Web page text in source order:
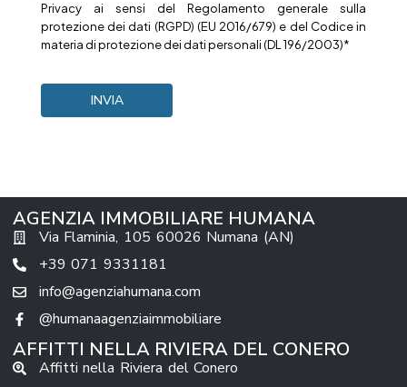
Privacy ai sensi del Regolamento generale sulla
protezione dei dati (RGPD) (EU 2016/679) e del Codice in
materia di protezione dei dati personali (DL 196/2003)*
AGENZIA IMMOBILIARE HUMANA
Via Flaminia, 105 60026 Numana (AN)
+39 071 9331181
info@agenziahumana.com
@humanaagenziaimmobiliare
AFFITTI NELLA RIVIERA DEL CONERO
Affitti nella Riviera del Conero